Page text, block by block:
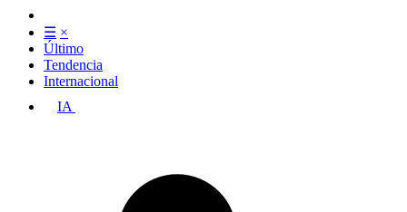
☰ ×
Último
Tendencia
Internacional
IA